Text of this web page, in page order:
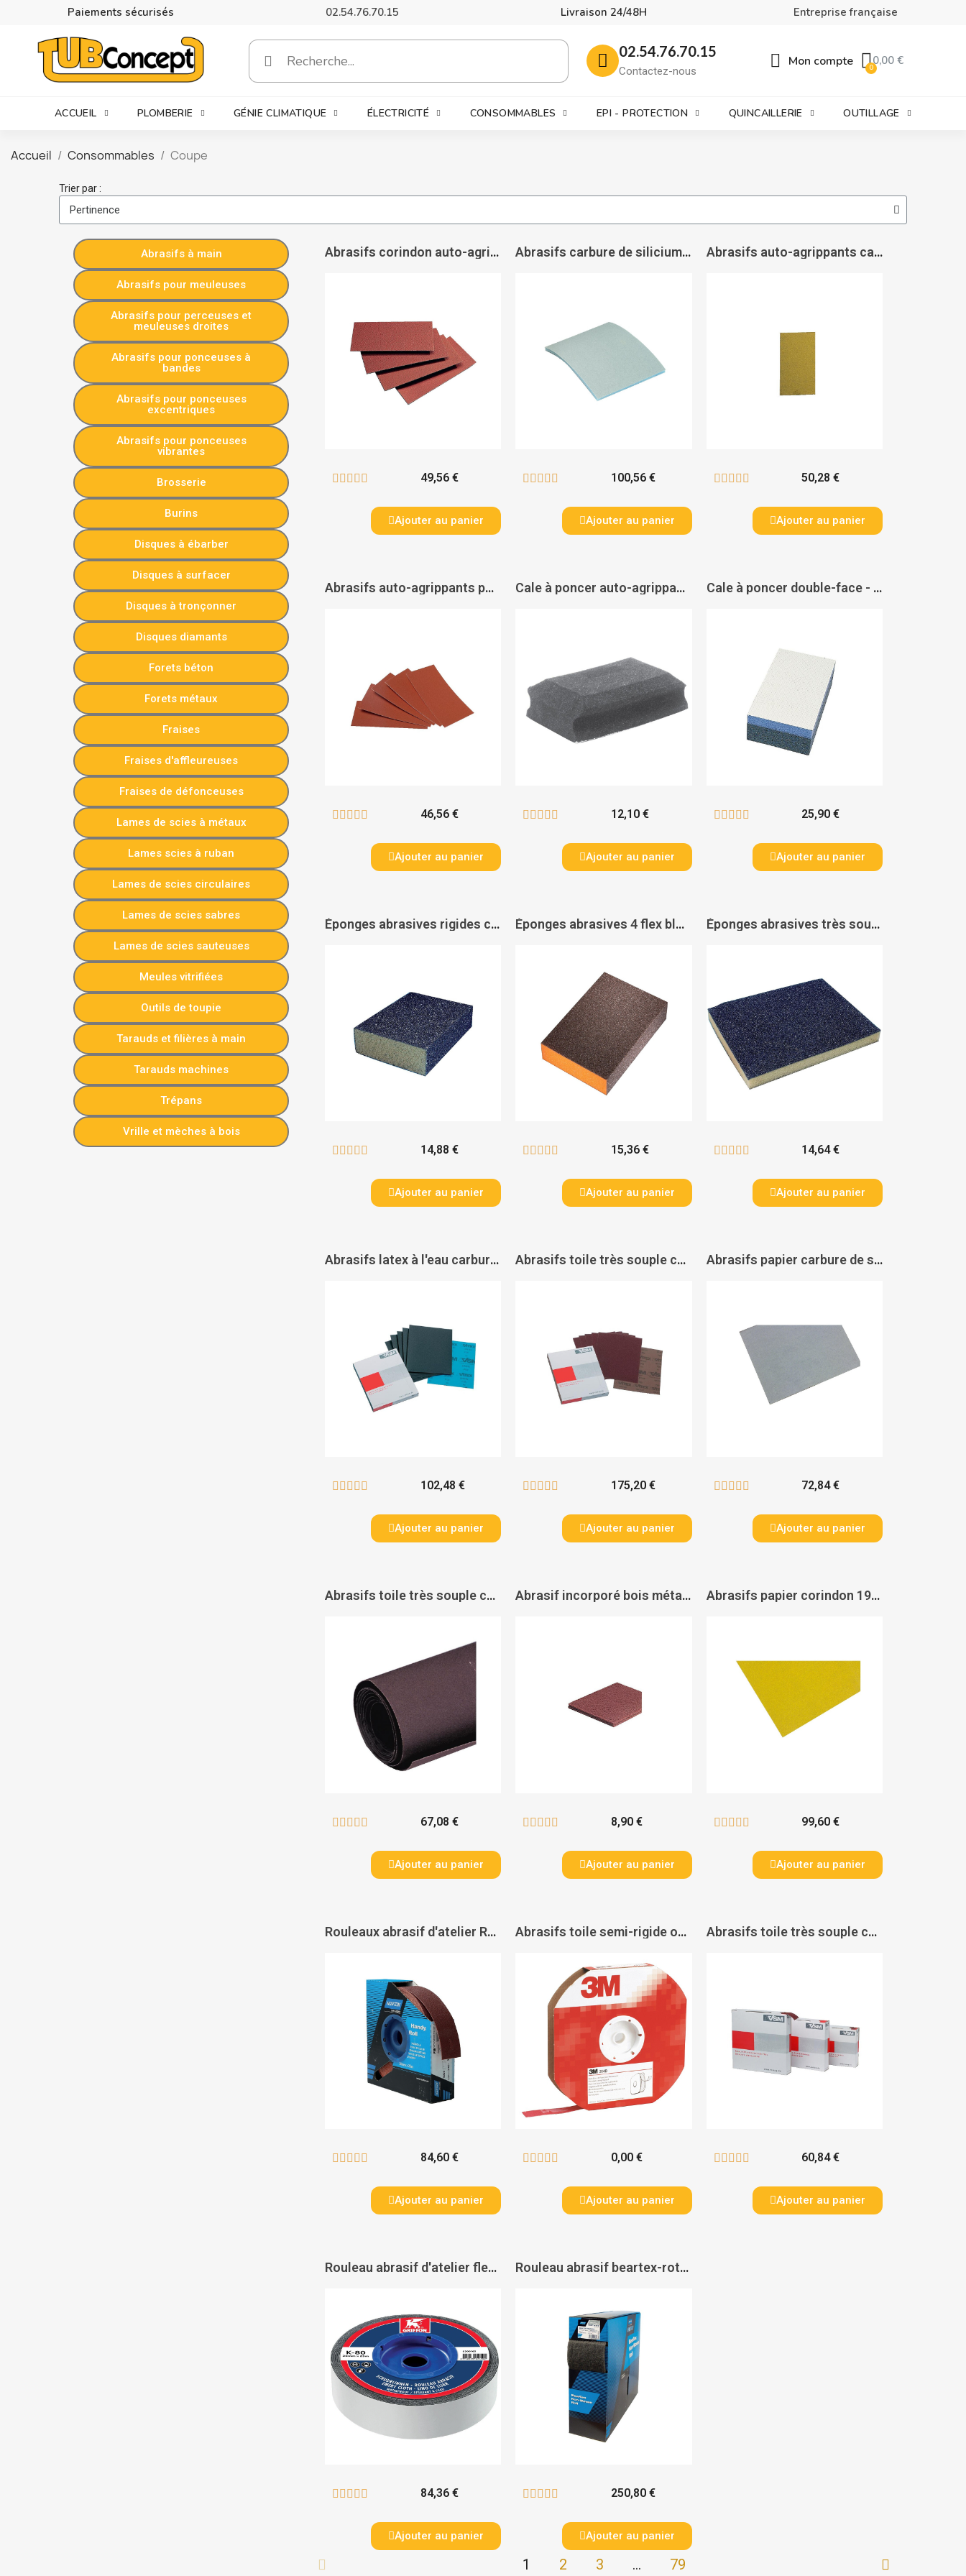
Paiements sécurisés 02.54.76.70.15 Livraison 24/48H Entreprise française
02.54.76.70.15
Contactez-nous
Mon compte 0,00 €
ACCUEIL PLOMBERIE GÉNIE CLIMATIQUE ÉLECTRICITÉ CONSOMMABLES EPI - PROTECTION QUINCAILLERIE OUTILLAGE
Accueil Consommables Coupe
Trier par :
Abrasifs à main
Abrasifs pour meuleuses
Abrasifs pour perceuses et
meuleuses droites
Abrasifs pour ponceuses à
bandes
Abrasifs pour ponceuses
excentriques
Abrasifs pour ponceuses
vibrantes
Brosserie
Burins
Disques à ébarber
Disques à surfacer
Disques à tronçonner
Disques diamants
Forets béton
Forets métaux
Fraises
Fraises d'affleureuses
Fraises de défonceuses
Lames de scies à métaux
Lames scies à ruban
Lames de scies circulaires
Lames de scies sabres
Lames de scies sauteuses
Meules vitrifiées
Outils de toupie
Tarauds et filières à main
Tarauds machines
Trépans
Vrille et mèches à bois
Abrasifs corindon auto-agrippantes cale à poncer KP 131B7/C7 - VSM
     49,56 €
Ajouter au panier
Abrasifs carbure de silicium sur mousse 1748 Siarexx fine - SIA
     100,56 €
Ajouter au panier
Abrasifs auto-agrippants cale à poncer 1960 Siarexx cut - SIA
     50,28 €
Ajouter au panier
Abrasifs auto-agrippants pour cales à poncer grains oxyde d'aluminium KP222 - VSM
     46,56 €
Ajouter au panier
Cale à poncer auto-agrippante - VSM
     12,10 €
Ajouter au panier
Cale à poncer double-face - PAS DE MARQUE
     25,90 €
Ajouter au panier
Éponges abrasives rigides carbure de silicium 4 faces - VSM
     14,88 €
Ajouter au panier
Éponges abrasives 4 flex block 4 faces - SIA
     15,36 €
Ajouter au panier
Éponges abrasives très souples carbure de silicium 2 faces - VSM
     14,64 €
Ajouter au panier
Abrasifs latex à l'eau carbure de silicium CP 918 - VSM
     102,48 €
Ajouter au panier
Abrasifs toile très souple corindon KK 114 F petit format - VSM
     175,20 €
Ajouter au panier
Abrasifs papier carbure de silicium anti-encrassant 1748 Siarexx fine - SIA
     72,84 €
Ajouter au panier
Abrasifs toile très souple corindon KK 114 F grand format - VSM
     67,08 €
Ajouter au panier
Abrasif incorporé bois métaux 6120 Siavlies - SIA
     8,90 €
Ajouter au panier
Abrasifs papier corindon 1962 Siarexx cut - SIA
     99,60 €
Ajouter au panier
Rouleaux abrasif d'atelier R222 - NORTON
     84,60 €
Ajouter au panier
Abrasifs toile semi-rigide oxyde d'aluminium en rouleaux d'atelier 25 m 314D largeur 38 mm - 3M
     0,00 €
Ajouter au panier
Abrasifs toile très souple corindon en rouleau d'atelier 25 m KK 114 F largeur 40 mm - VSM
     60,84 €
Ajouter au panier
Rouleau abrasif d'atelier flexible résistant à l'eau - GRIFFON
     84,36 €
Ajouter au panier
Rouleau abrasif beartex-rotolo - NORTON
     250,80 €
Ajouter au panier
1 2 3 … 79